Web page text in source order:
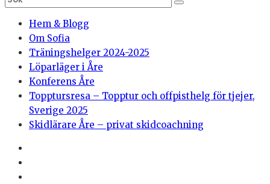
Hem & Blogg
Om Sofia
Träningshelger 2024-2025
Löparläger i Åre
Konferens Åre
Topptursresa – Topptur och offpisthelg för tjejer,
Sverige 2025
Skidlärare Åre – privat skidcoachning